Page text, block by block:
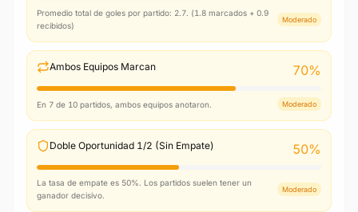
Promedio total de goles por partido: 2.7. (1.8 marcados + 0.9
recibidos)
Moderado
Ambos Equipos Marcan 70%
En 7 de 10 partidos, ambos equipos anotaron. Moderado
Doble Oportunidad 1/2 (Sin Empate) 50%
La tasa de empate es 50%. Los partidos suelen tener un
ganador decisivo.
Moderado